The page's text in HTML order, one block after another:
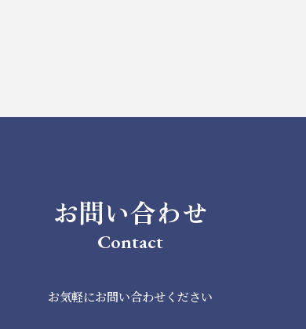
お問い合わせ
Contact
お気軽にお問い合わせください